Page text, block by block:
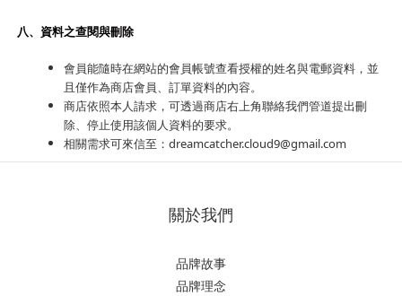
八、資料之查閱與刪除
會員能隨時在網站的會員帳號查看授權的姓名與電郵資料，並
且僅作為商店會員、訂單資料的內容。
商店依照本人請求，可透過商店右上角聯絡我們管道提出刪
除、停止使用該個人資料的要求。
相關需求可來信至：dreamcatcher.cloud9@gmail.com
關於我們
品牌故事
品牌理念